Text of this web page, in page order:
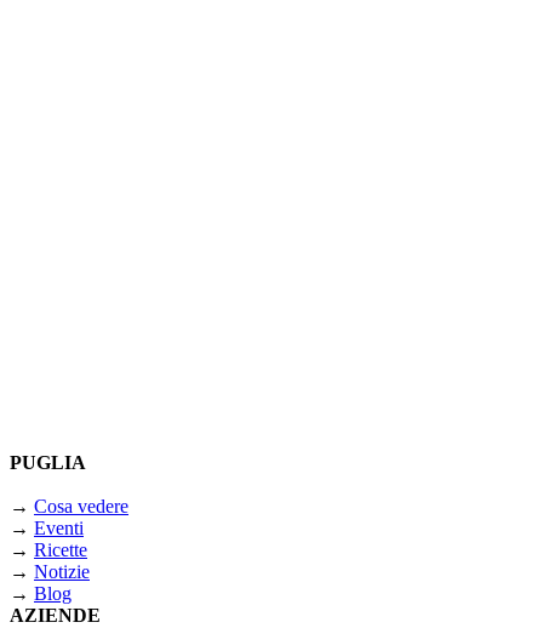
PUGLIA
→ Cosa vedere
→ Eventi
→ Ricette
→ Notizie
→ Blog
AZIENDE